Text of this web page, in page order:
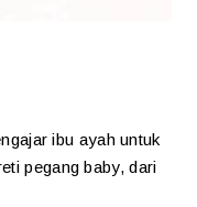
ibu ayah untuk
pegang baby, dari